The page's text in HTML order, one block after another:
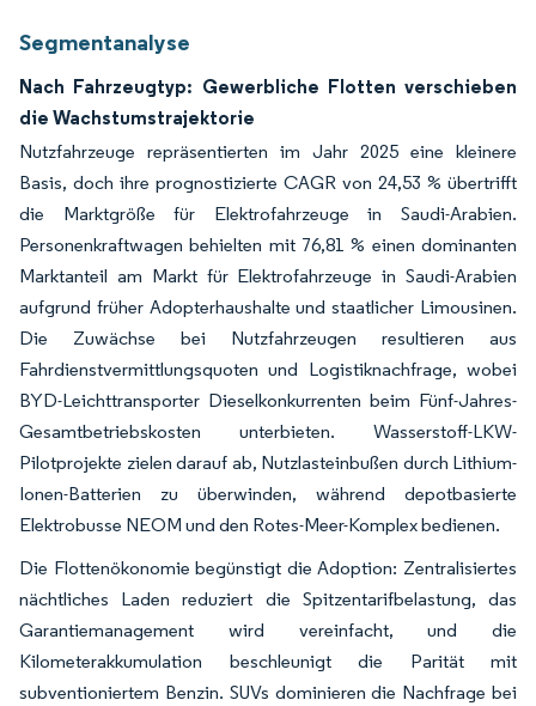
Segmentanalyse
Nach Fahrzeugtyp: Gewerbliche Flotten verschieben
die Wachstumstrajektorie
Nutzfahrzeuge repräsentierten im Jahr 2025 eine kleinere
Basis, doch ihre prognostizierte CAGR von 24,53 % übertrifft
die Marktgröße für Elektrofahrzeuge in Saudi-Arabien.
Personenkraftwagen behielten mit 76,81 % einen dominanten
Marktanteil am Markt für Elektrofahrzeuge in Saudi-Arabien
aufgrund früher Adopterhaushalte und staatlicher Limousinen.
Die Zuwächse bei Nutzfahrzeugen resultieren aus
Fahrdienstvermittlungsquoten und Logistiknachfrage, wobei
BYD-Leichttransporter Dieselkonkurrenten beim Fünf-Jahres-
Gesamtbetriebskosten unterbieten. Wasserstoff-LKW-
Pilotprojekte zielen darauf ab, Nutzlasteinbußen durch Lithium-
Ionen-Batterien zu überwinden, während depotbasierte
Elektrobusse NEOM und den Rotes-Meer-Komplex bedienen.
Die Flottenökonomie begünstigt die Adoption: Zentralisiertes
nächtliches Laden reduziert die Spitzentarifbelastung, das
Garantiemanagement wird vereinfacht, und die
Kilometerakkumulation beschleunigt die Parität mit
subventioniertem Benzin. SUVs dominieren die Nachfrage bei